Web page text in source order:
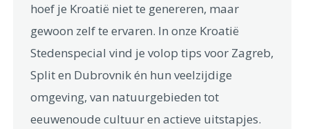
hoef je Kroatië niet te genereren, maar
gewoon zelf te ervaren. In onze Kroatië
Stedenspecial vind je volop tips voor Zagreb,
Split en Dubrovnik én hun veelzijdige
omgeving, van natuurgebieden tot
eeuwenoude cultuur en actieve uitstapjes.